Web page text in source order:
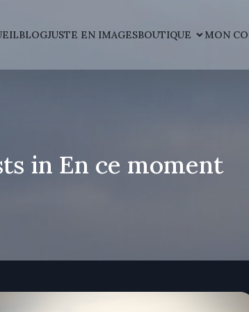
BLOGJUSTE EN IMAGESBOUTIQUE MON
in En ce moment